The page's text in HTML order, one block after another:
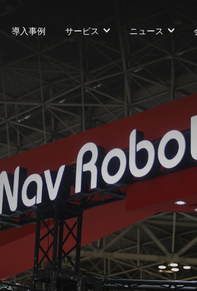
導入事例 サービス ニュース
VNSL 14
VNSL 14
VNST20
VNST20(VL)-66
無人トラクター
VNQ 40
VNQ 60
VNQ 50